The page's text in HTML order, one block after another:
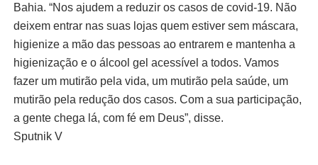
Bahia. “Nos ajudem a reduzir os casos de covid-19. Não
deixem entrar nas suas lojas quem estiver sem máscara,
higienize a mão das pessoas ao entrarem e mantenha a
higienização e o álcool gel acessível a todos. Vamos
fazer um mutirão pela vida, um mutirão pela saúde, um
mutirão pela redução dos casos. Com a sua participação,
a gente chega lá, com fé em Deus”, disse.
Sputnik V